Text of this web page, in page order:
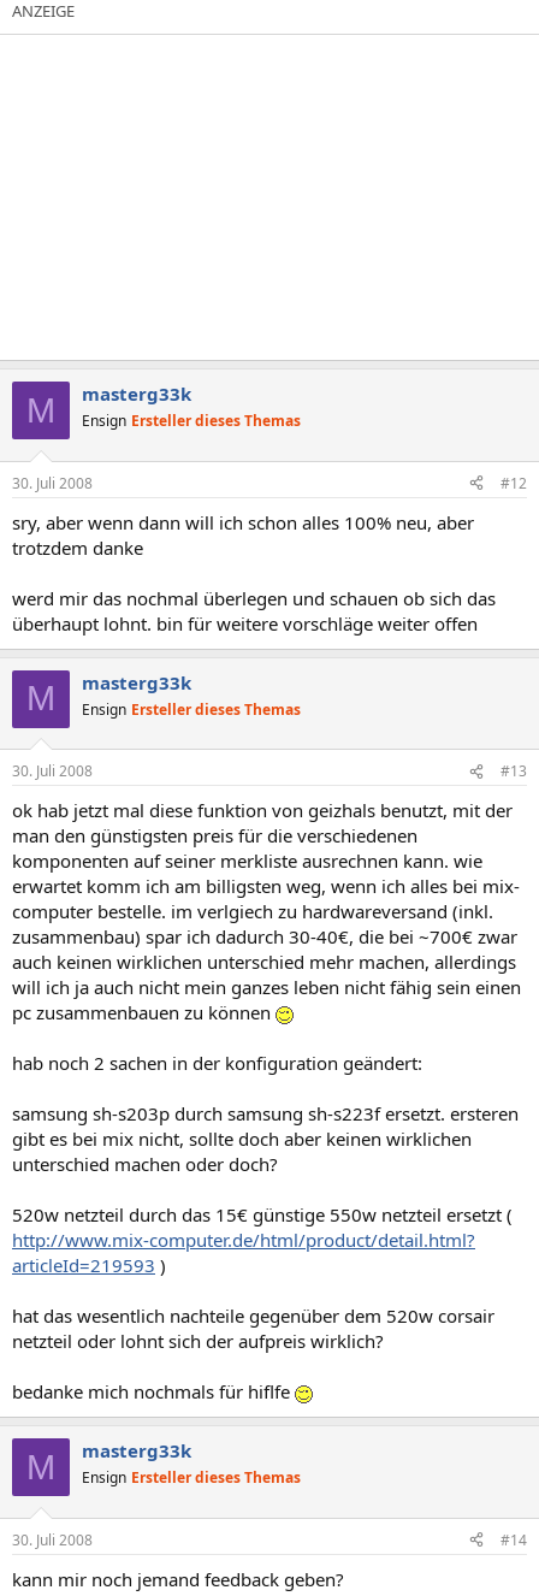
M masterg33k
Ensign Ersteller dieses Themas
30. Juli 2008 #12
sry, aber wenn dann will ich schon alles 100% neu, aber
trotzdem danke
werd mir das nochmal überlegen und schauen ob sich das
überhaupt lohnt. bin für weitere vorschläge weiter offen
M masterg33k
Ensign Ersteller dieses Themas
30. Juli 2008 #13
ok hab jetzt mal diese funktion von geizhals benutzt, mit der
man den günstigsten preis für die verschiedenen
komponenten auf seiner merkliste ausrechnen kann. wie
erwartet komm ich am billigsten weg, wenn ich alles bei mix-
computer bestelle. im verlgiech zu hardwareversand (inkl.
zusammenbau) spar ich dadurch 30-40€, die bei ~700€ zwar
auch keinen wirklichen unterschied mehr machen, allerdings
will ich ja auch nicht mein ganzes leben nicht fähig sein einen
pc zusammenbauen zu können
hab noch 2 sachen in der konfiguration geändert:
samsung sh-s203p durch samsung sh-s223f ersetzt. ersteren
gibt es bei mix nicht, sollte doch aber keinen wirklichen
unterschied machen oder doch?
520w netzteil durch das 15€ günstige 550w netzteil ersetzt (
http://www.mix-computer.de/html/product/detail.html?
articleId=219593 )
hat das wesentlich nachteile gegenüber dem 520w corsair
netzteil oder lohnt sich der aufpreis wirklich?
bedanke mich nochmals für hiflfe
M masterg33k
Ensign Ersteller dieses Themas
30. Juli 2008 #14
kann mir noch jemand feedback geben?